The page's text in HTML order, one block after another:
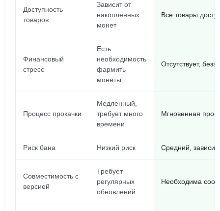
Доступность
товаров
Зависит от
накопленных
монет
Все товары
Финансовый
стресс
Есть
необходимость
фармить
монеты
Отсутствует,
Процесс прокачки
Медленный,
требует много
времени
Мгновенная
Риск бана Низкий риск Средний,
Совместимость с
версией
Требует
регулярных
обновлений
Необходима